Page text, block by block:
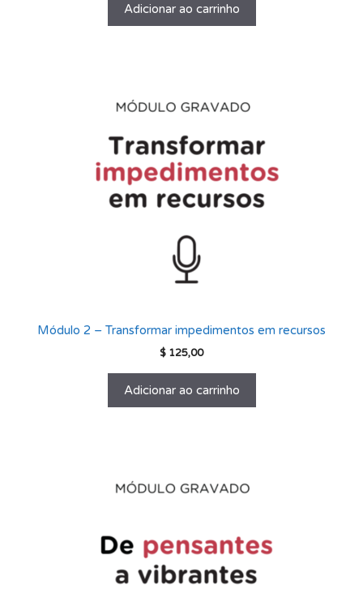
Adicionar ao carrinho
Módulo 2 – Transformar impedimentos em recursos
$ 125,00
Adicionar ao carrinho